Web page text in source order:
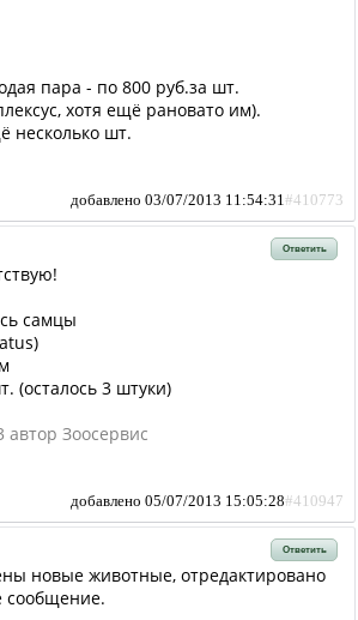
пара - по 800 руб.за шт.
хотя ещё рановато им).
несколько шт.
добавлено 03/07/2013 11:54:31 #410773
Ответить
самцы
(осталось 3 штуки)
Зоосервис
добавлено 05/07/2013 15:05:28#410947
Ответить
новые животные, отредактировано
сообщение.